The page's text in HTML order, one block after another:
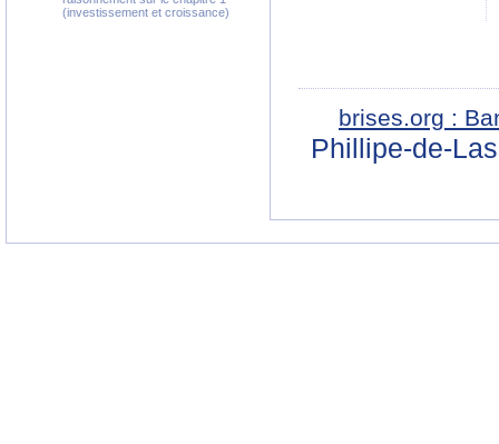
(investissement et croissance)
brises.org :
Phillipe-de-